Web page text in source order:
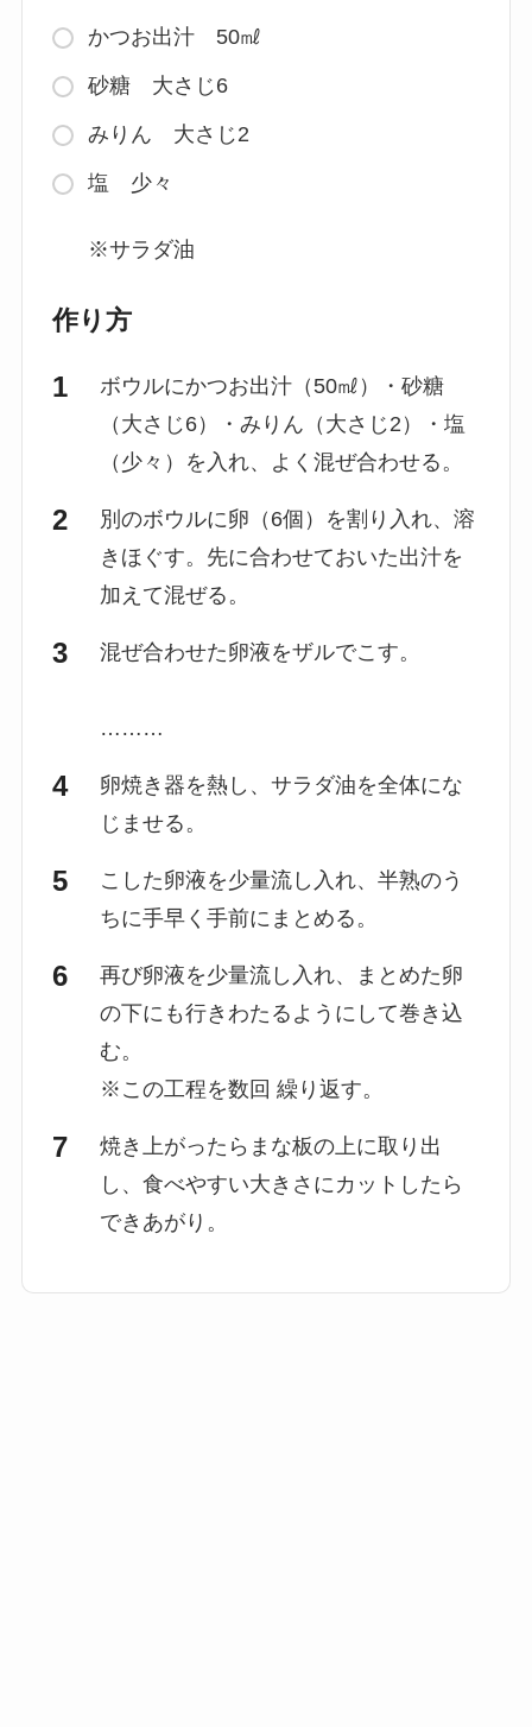
かつお出汁 50㎖
砂糖 大さじ6
みりん 大さじ2
塩 少々
※サラダ油
作り方
ボウルにかつお出汁（50㎖）・砂糖
（大さじ6）・みりん（大さじ2）・塩
（少々）を入れ、よく混ぜ合わせる。
別のボウルに卵（6個）を割り入れ、溶
きほぐす。先に合わせておいた出汁を
加えて混ぜる。
混ぜ合わせた卵液をザルでこす。
………
卵焼き器を熱し、サラダ油を全体にな
じませる。
こした卵液を少量流し入れ、半熟のう
ちに手早く手前にまとめる。
再び卵液を少量流し入れ、まとめた卵
の下にも行きわたるようにして巻き込
む。
※この工程を数回 繰り返す。
焼き上がったらまな板の上に取り出
し、食べやすい大きさにカットしたら
できあがり。